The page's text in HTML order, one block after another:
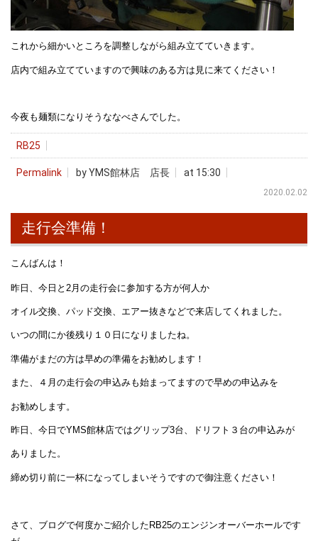
これから細かいところを調整しながら組み立てていきます。
店内で組み立てていますので興味のある方は見に来てください！
今夜も麺類になりそうななべさんでした。
RB25
Permalink by YMS館林店 店長 at 15:30
2020.02.02
走行会準備！
こんばんは！
昨日、今日と2月の走行会に参加する方が何人か
オイル交換、パッド交換、エアー抜きなどで来店してくれました。
いつの間にか後残り１０日になりましたね。
準備がまだの方は早めの準備をお勧めします！
また、４月の走行会の申込みも始まってますので早めの申込みを
お勧めします。
昨日、今日でYMS館林店ではグリップ3台、ドリフト３台の申込みが
ありました。
締め切り前に一杯になってしまいそうですので御注意ください！
さて、ブログで何度かご紹介したRB25のエンジンオーバーホールです